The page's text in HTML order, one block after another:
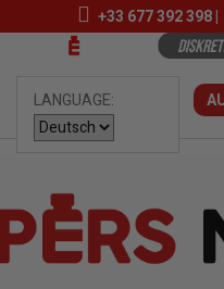
+33 677 392 398|
LANGUAGE: